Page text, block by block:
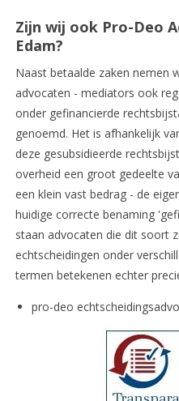
Zijn wij ook Pro-Deo
Edam?
Naast betaalde zaken nemen
advocaten - mediators ook
onder gefinancierde
genoemd. Het is afhankelijk
deze gesubsidieerde
overheid een groot gedeelte
een klein vast bedrag - de
huidige correcte benaming
staan advocaten die dit soort
echtscheidingen onder
termen betekenen echter
pro-deo